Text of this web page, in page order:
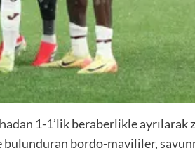
1-1’lik beraberlikle
bulunduran bordo-mavililer,